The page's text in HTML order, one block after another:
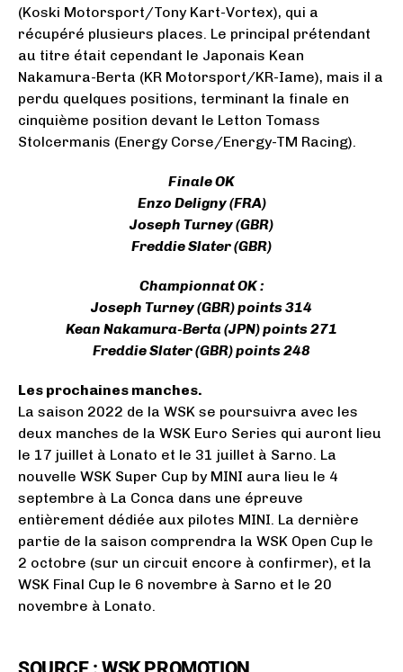
(Koski Motorsport/Tony Kart-Vortex), qui a
récupéré plusieurs places. Le principal prétendant
au titre était cependant le Japonais Kean
Nakamura-Berta (KR Motorsport/KR-Iame), mais il a
perdu quelques positions, terminant la finale en
cinquième position devant le Letton Tomass
Stolcermanis (Energy Corse/Energy-TM Racing).
Finale OK
Enzo Deligny (FRA)
Joseph Turney (GBR)
Freddie Slater (GBR)
Championnat OK :
Joseph Turney (GBR) points 314
Kean Nakamura-Berta (JPN) points 271
Freddie Slater (GBR) points 248
Les prochaines manches.
La saison 2022 de la WSK se poursuivra avec les
deux manches de la WSK Euro Series qui auront lieu
le 17 juillet à Lonato et le 31 juillet à Sarno. La
nouvelle WSK Super Cup by MINI aura lieu le 4
septembre à La Conca dans une épreuve
entièrement dédiée aux pilotes MINI. La dernière
partie de la saison comprendra la WSK Open Cup le
2 octobre (sur un circuit encore à confirmer), et la
WSK Final Cup le 6 novembre à Sarno et le 20
novembre à Lonato.